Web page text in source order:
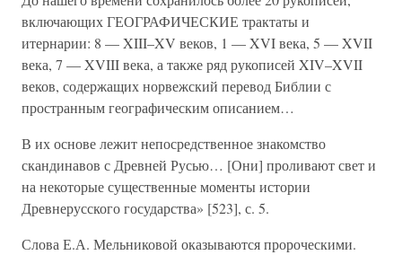
включающих ГЕОГРАФИЧЕСКИЕ трактаты и
итернарии: 8 — XIII–XV веков, 1 — XVI века, 5 — XVII
века, 7 — XVIII века, а также ряд рукописей XIV–XVII
веков, содержащих норвежский перевод Библии с
пространным географическим описанием…
В их основе лежит непосредственное знакомство
скандинавов с Древней Русью… [Они] проливают свет и
на некоторые существенные моменты истории
Древнерусского государства» [523], с. 5.
Слова Е.А. Мельниковой оказываются пророческими.